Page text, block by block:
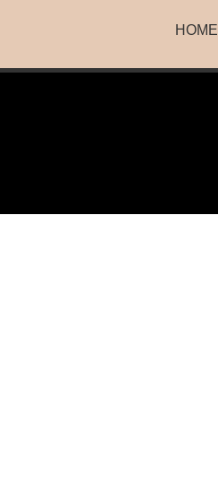
HOME